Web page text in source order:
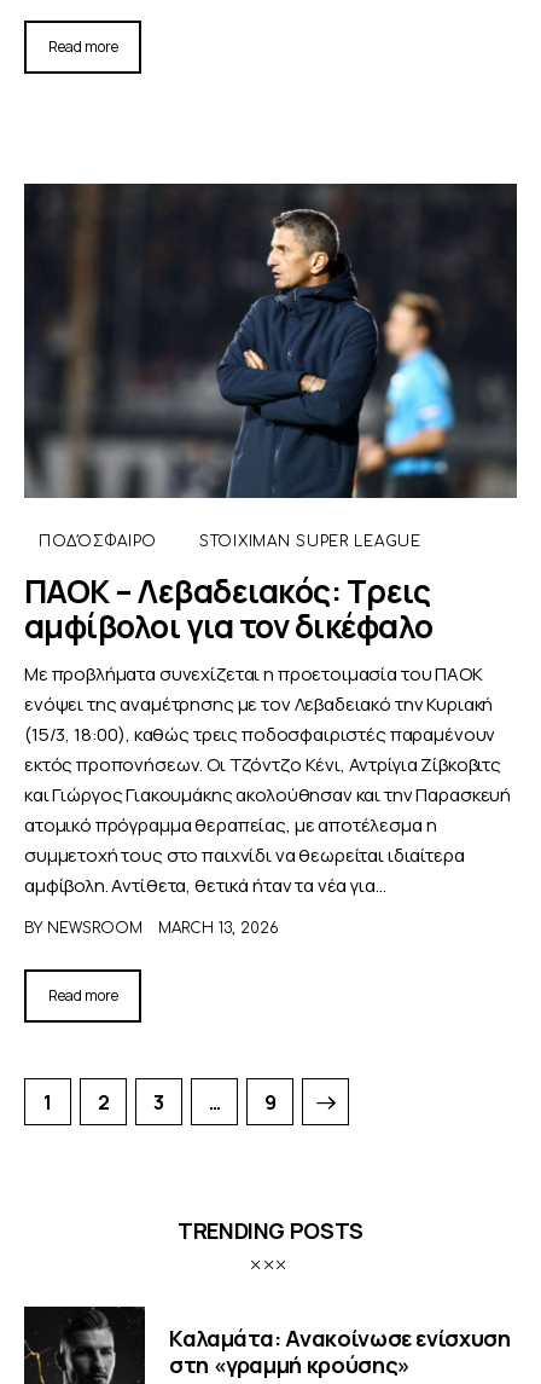
Read more
ΠΟΔΌΣΦΑΙΡΟ STOIXIMAN SUPER LEAGUE
ΠΑΟΚ – Λεβαδειακός: Τρεις
αμφίβολοι για τον δικέφαλο
Με προβλήματα συνεχίζεται η προετοιμασία του ΠΑΟΚ
ενόψει της αναμέτρησης με τον Λεβαδειακό την Κυριακή
(15/3, 18:00), καθώς τρεις ποδοσφαιριστές παραμένουν
εκτός προπονήσεων. Οι Τζόντζο Κένι, Αντρίγια Ζίβκοβιτς
και Γιώργος Γιακουμάκης ακολούθησαν και την Παρασκευή
ατομικό πρόγραμμα θεραπείας, με αποτέλεσμα η
συμμετοχή τους στο παιχνίδι να θεωρείται ιδιαίτερα
αμφίβολη. Αντίθετα, θετικά ήταν τα νέα για…
BY NEWSROOM MARCH 13, 2026
Read more
1 2 3 … 9
>
TRENDING POSTS
Καλαμάτα: Ανακοίνωσε ενίσχυση
στη «γραμμή κρούσης»